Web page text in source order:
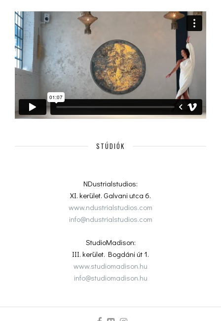
STÚDIÓK
NDustrialstudios:
XI. kerület. Galvani utca 6.
www.ndustrialstudios.com
info@ndustrialstudios.com
StudioMadison:
III. kerület. Bogdáni út 1.
www.studiomadison.hu
info@studiomadison.hu